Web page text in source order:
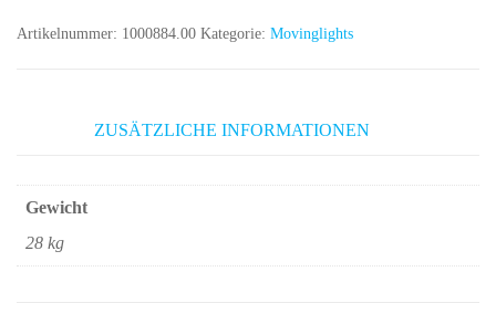
Artikelnummer: 1000884.00 Kategorie: Movinglights
ZUSÄTZLICHE INFORMATIONEN
Gewicht
28 kg